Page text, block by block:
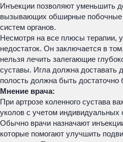
Инъекции позволяют уменьшить
вызывающих обширные побочные
систем органов.
Несмотря на все плюсы терапии,
недостаток. Он заключается в
нельзя лечить залегающие
суставы. Игла должна доставать
полость должна быть достаточно
Мнение врача:
При артрозе коленного сустава
уколов с учетом индивидуальных
Обычно врачи назначают
которые помогают улучшить